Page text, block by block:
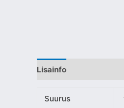
Lisainfo
Suurus